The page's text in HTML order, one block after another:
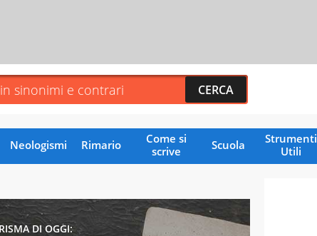
Neologismi Rimario
Come si
scrive
Scuola
Strumenti
Utili
DI OGGI: